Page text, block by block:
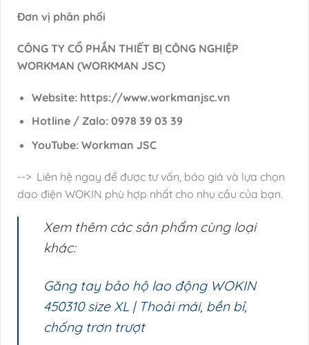
Đơn vị phân phối
CÔNG TY CỔ PHẦN THIẾT BỊ CÔNG NGHIỆP
WORKMAN (WORKMAN JSC)
Website: https://www.workmanjsc.vn
Hotline / Zalo: 0978 39 03 39
YouTube: Workman JSC
--> Liên hệ ngay để được tư vấn, báo giá và lựa chọn
dao điện WOKIN phù hợp nhất cho nhu cầu của bạn.
Xem thêm các sản phẩm cùng loại
khác:
Găng tay bảo hộ lao động WOKIN
450310 size XL | Thoải mái, bền bỉ,
chống trơn trượt